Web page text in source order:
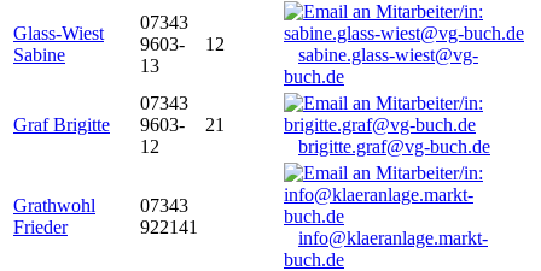
Glass-Wiest
Sabine
07343
9603-
13
12
sabine.glass-wiest@vg-
buch.de
Graf Brigitte
07343
9603-
12
21
brigitte.graf@vg-buch.de
Grathwohl
Frieder
07343
922141
info@klaeranlage.markt-
buch.de